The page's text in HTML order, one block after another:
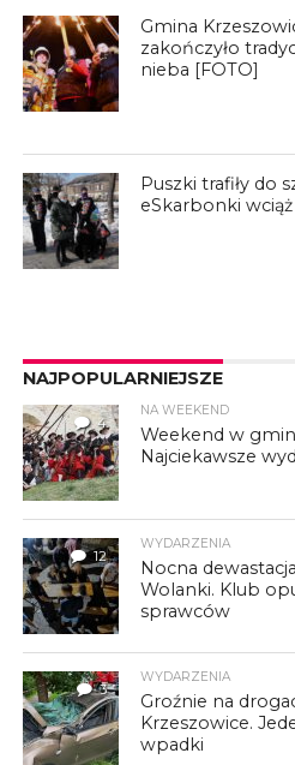
Gmina
zakończyło
nieba [FOTO]
Puszki trafiły do
eSkarbonki
NAJPOPULARNIEJSZE
4
NA WEEKEND
Weekend w
Najciekawsze
12
WYDARZENIA
Nocna
Wolanki. Klub
sprawców
3
WYDARZENIA
Groźnie na
Krzeszowice.
wpadki